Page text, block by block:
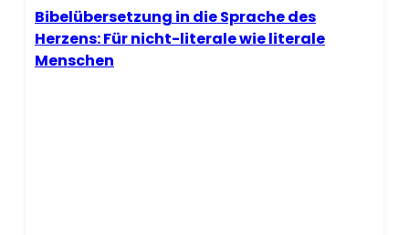
Bibelübersetzung in die Sprache des
Herzens: Für nicht-literale wie literale
Menschen